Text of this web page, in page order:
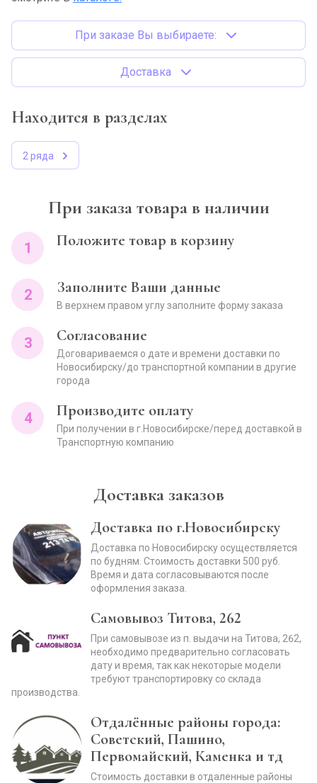
При заказе Вы выбираете:
Доставка
Находится в разделах
2 ряда
При заказа товара в наличии
1 Положите товар в корзину
2 Заполните Ваши данные
В верхнем правом углу заполните форму заказа
3 Согласование
Договариваемся о дате и времени доставки по
Новосибирску/до транспортной компании в другие
города
4 Производите оплату
При получении в г.Новосибирске/перед доставкой в
Транспортную компанию
Доставка заказов
Доставка по г.Новосибирску
Доставка по Новосибирску осуществляется
по будням. Стоимость доставки 500 руб.
Время и дата согласовываются после
оформления заказа.
Самовывоз Титова, 262
При самовывозе из п. выдачи на Титова, 262,
необходимо предварительно согласовать
дату и время, так как некоторые модели
требуют транспортировку со склада
производства.
Отдалённые районы города:
Советский, Пашино,
Первомайский, Каменка и тд
Стоимость доставки в отдаленные районы